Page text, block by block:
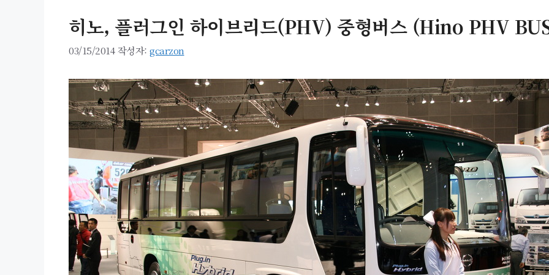
히노, 플러그인 하이브리드(PHV) 중형버스 (Hino PHV
03/15/2014 작성자: gcarzon